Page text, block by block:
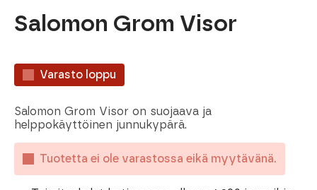
Salomon Grom Visor
Varasto loppu
Salomon Grom Visor on suojaava ja
helppokäyttöinen junnukypärä.
Tuotetta ei ole varastossa eikä myytävänä.